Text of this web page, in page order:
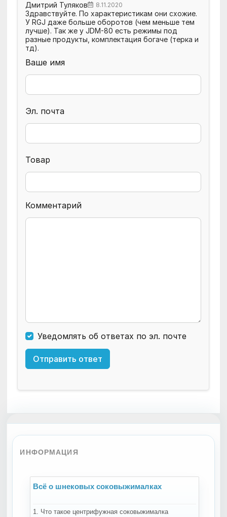
Дмитрий Туляков 8.11.2020
Здравствуйте. По характеристикам они схожие.
У RGJ даже больше оборотов (чем меньше тем
лучше). Так же у JDM-80 есть режимы под
разные продукты, комплектация богаче (терка и
тд).
Ваше имя
Эл. почта
Товар
Комментарий
Уведомлять об ответах по эл. почте
Отправить ответ
ИНФОРМАЦИЯ
Всё о шнековых соковыжималках
1. Что такое центрифужная соковыжималка